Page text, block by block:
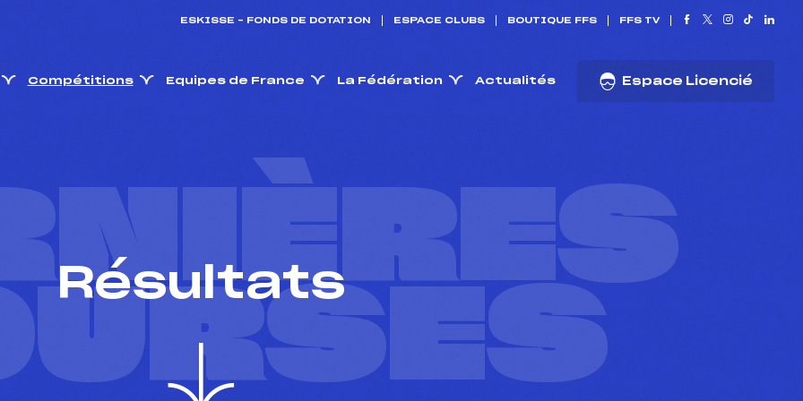
ESKISSE – FONDS DE DOTATION ESPACE CLUBS BOUTIQUE FFS FFS TV
Compétitions Equipes de France La Fédération Actualités Espace Licencié
Résultats